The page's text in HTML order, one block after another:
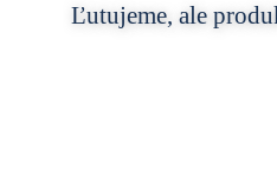
Ľutujeme, ale